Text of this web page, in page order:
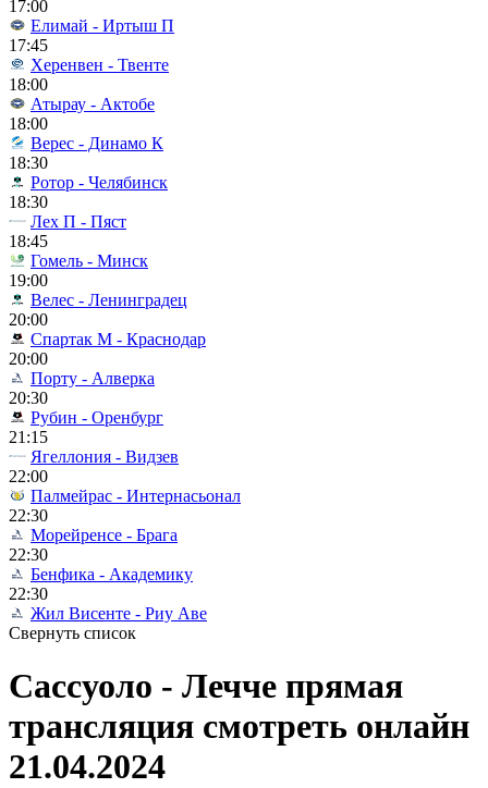
17:00
Елимай - Иртыш П
17:45
Херенвен - Твенте
18:00
Атырау - Актобе
18:00
Верес - Динамо К
18:30
Ротор - Челябинск
18:30
Лех П - Пяст
18:45
Гомель - Минск
19:00
Велес - Ленинградец
20:00
Спартак М - Краснодар
20:00
Порту - Алверка
20:30
Рубин - Оренбург
21:15
Ягеллония - Видзев
22:00
Палмейрас - Интернасьонал
22:30
Морейренсе - Брага
22:30
Бенфика - Академику
22:30
Жил Висенте - Риу Аве
Свернуть список
Сассуоло - Лечче прямая
трансляция смотреть онлайн
21.04.2024